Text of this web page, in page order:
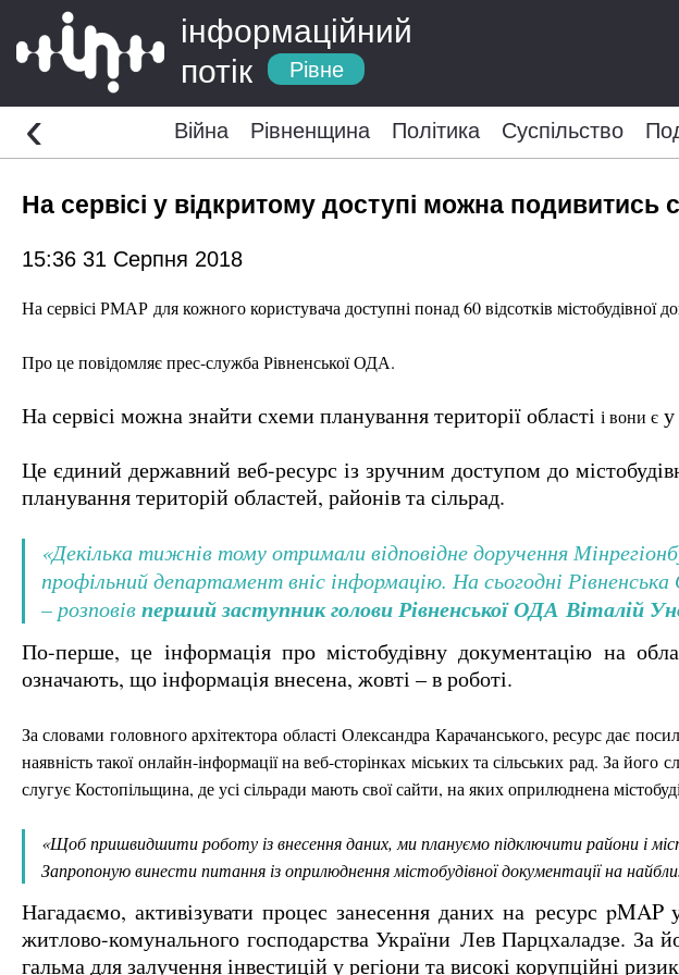
інформаційний
потік
Рівне
Війна Рівненщина Політика Суспільство
‹
На сервісі у відкритому доступі можна
15:36 31 Серпня 2018
На сервісі РМАР для кожного користувача доступні понад 60 відсотків містобудівної
Про це повідомляє прес-служба Рівненської ОДА.
На сервісі можна знайти схеми планування території області і вони є
Це єдиний державний веб-ресурс із зручним доступом до
планування територій областей, районів та сільрад.
«Декілька тижнів тому отримали відповідне доручення
профільний департамент вніс інформацію. На сьогодні
– розповівперший заступник голови Рівненської ОДА Віталій
По-перше, це інформація про містобудівну документацію на
означають, що інформація внесена, жовті – в роботі.
За словами головного архітектора області Олександра Карачанського, ресурс дає
наявність такої онлайн-інформації на веб-сторінках міських та сільських рад. За
слугує Костопільщина, де усі сільради мають свої сайти, на яких оприлюднена
«Щоб пришвидшити роботу із внесення даних, ми плануємо підключити райони і
Запропоную винести питання із оприлюднення містобудівної документації на
Нагадаємо, активізувати процес занесення даних на ресурс pMAP
житлово-комунального господарства України Лев Парцхаладзе. За
гальма для залучення інвестицій у регіони та високі корупційні